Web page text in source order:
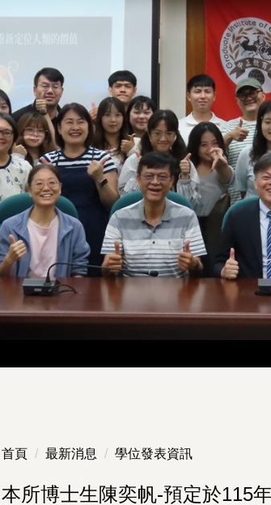
首頁 最新消息 學位發表資訊
本所博士生陳奕帆-預定於115